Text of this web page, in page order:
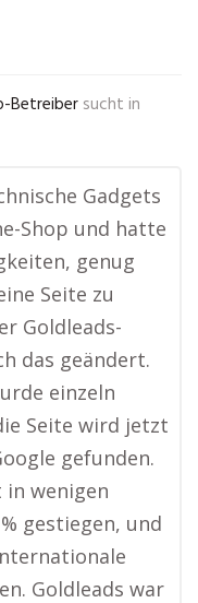
Betreiber sucht in
Gadgets
Shop und hatte
genug
Seite zu
Goldleads-
das geändert.
einzeln
Seite wird jetzt
gefunden.
in wenigen
gestiegen, und
Goldleads war